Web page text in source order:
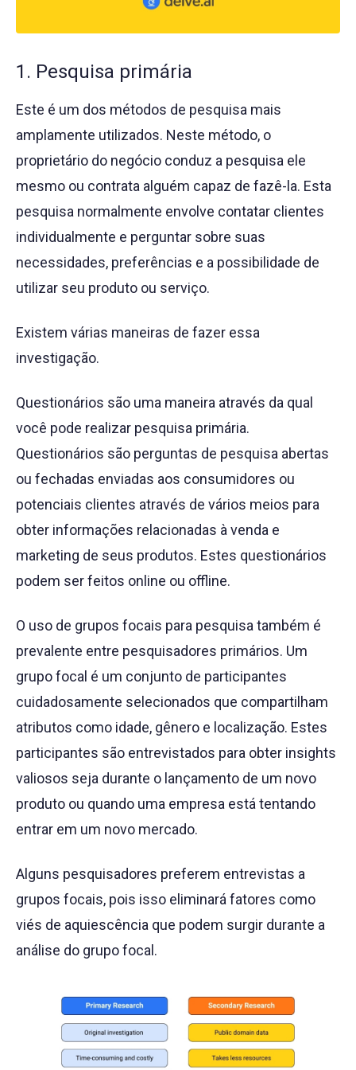
1. Pesquisa primária
Este é um dos métodos de pesquisa mais
amplamente utilizados. Neste método, o
proprietário do negócio conduz a pesquisa ele
mesmo ou contrata alguém capaz de fazê-la. Esta
pesquisa normalmente envolve contatar clientes
individualmente e perguntar sobre suas
necessidades, preferências e a possibilidade de
utilizar seu produto ou serviço.
Existem várias maneiras de fazer essa
investigação.
Questionários são uma maneira através da qual
você pode realizar pesquisa primária.
Questionários são perguntas de pesquisa abertas
ou fechadas enviadas aos consumidores ou
potenciais clientes através de vários meios para
obter informações relacionadas à venda e
marketing de seus produtos. Estes questionários
podem ser feitos online ou offline.
O uso de grupos focais para pesquisa também é
prevalente entre pesquisadores primários. Um
grupo focal é um conjunto de participantes
cuidadosamente selecionados que compartilham
atributos como idade, gênero e localização. Estes
participantes são entrevistados para obter insights
valiosos seja durante o lançamento de um novo
produto ou quando uma empresa está tentando
entrar em um novo mercado.
Alguns pesquisadores preferem entrevistas a
grupos focais, pois isso eliminará fatores como
viés de aquiescência que podem surgir durante a
análise do grupo focal.